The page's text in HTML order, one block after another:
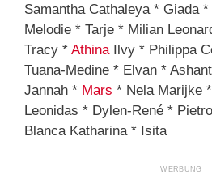
Samantha Cathaleya * Giada
Melodie * Tarje * Milian
Tracy * Athina Ilvy * Philippa
Tuana-Medine * Elvan *
Jannah * Mars * Nela Marijke
Leonidas * Dylen-René *
Blanca Katharina * Isita